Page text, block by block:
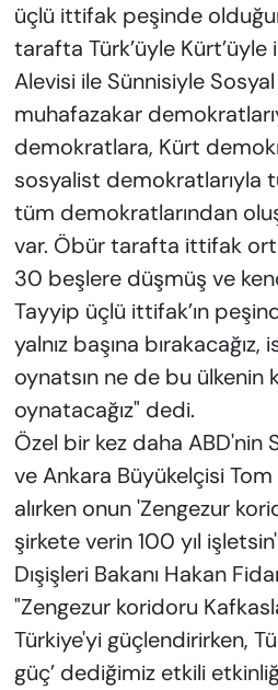
üçlü ittifak peşinde
tarafta Türk’üyle Kürt’üyle
Alevisi ile Sünnisiyle
muhafazakar
demokratlara, Kürt
sosyalist demokratlarıyla
tüm demokratlarından
var. Öbür tarafta ittifak
30 beşlere düşmüş ve
Tayyip üçlü ittifak’ın
yalnız başına
oynatsın ne de bu ülkenin
oynatacağız" dedi.
Özel bir kez daha ABD'nin
ve Ankara Büyükelçisi
alırken onun 'Zengezur
şirkete verin 100 yıl
Dışişleri Bakanı Hakan
"Zengezur koridoru
Türkiye'yi güçlendirirken,
güç’ dediğimiz etkili